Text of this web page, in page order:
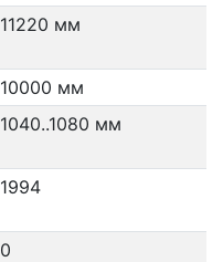
11220 мм
10000 мм
1040..1080 мм
1994
0